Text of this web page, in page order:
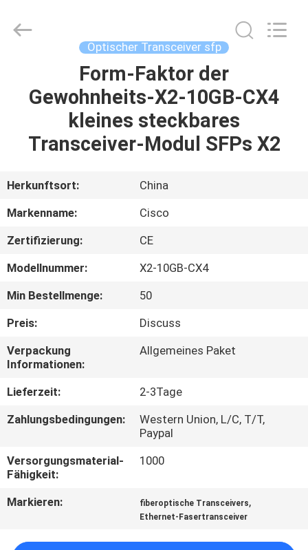
HAUSE
PRODUKTE
VIDEOS
UNS
WERKSBESICHTIGUNG
QUALITÄTSKONTROLLE
KONTAKT
UNS
NEUIGKEITEN
RECHTSSACHEN
Ltd..
Optischer Transceiver sfp
Form-Faktor der
Gewohnheits-X2-10GB-CX4
kleines steckbares
Transceiver-Modul SFPs X2
Herkunftsort:
China
Markenname:
Cisco
Zertifizierung:
CE
Modellnummer:
X2-10GB-CX4
Min Bestellmenge:
50
Preis:
Discuss
Verpackung
Informationen:
Allgemeines Paket
Lieferzeit:
2-3Tage
Zahlungsbedingungen:
Western Union, L/C, T/T,
Paypal
Versorgungsmaterial-
Fähigkeit:
1000
Markieren: fiberoptische Transceivers,
Ethernet-Fasertransceiver